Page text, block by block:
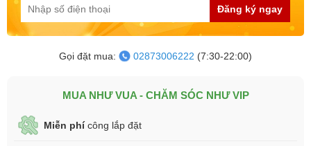
Đăng ký ngay
Gọi đặt mua: 02873006222 (7:30-22:00)
MUA NHƯ VUA - CHĂM SÓC NHƯ VIP
Miễn phícông lắp đặt